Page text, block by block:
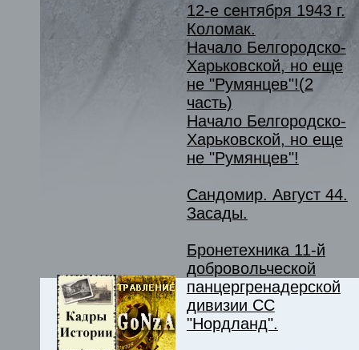
12-е сентября 1943 г.
Коломак.
Начало Белгородско-
Харьковской, но еще
не "Румянцев"!(2
часть)
Начало Белгородско-
Харьковской, но еще
не "Румянцев"!
Сандомир. Август 44.
Засады.
Бронетехника 11-й
добровольческой
панцергренадерской
дивизии СС
"Нордланд".